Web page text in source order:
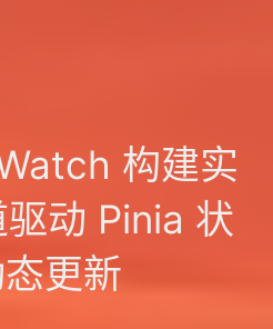
构建实
动 Pinia 状
更新